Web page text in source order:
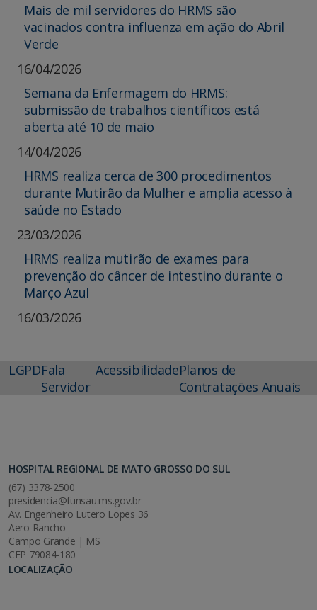
Mais de mil servidores do HRMS são
vacinados contra influenza em ação do Abril
Verde
16/04/2026
Semana da Enfermagem do HRMS:
submissão de trabalhos científicos está
aberta até 10 de maio
14/04/2026
HRMS realiza cerca de 300 procedimentos
durante Mutirão da Mulher e amplia acesso à
saúde no Estado
23/03/2026
HRMS realiza mutirão de exames para
prevenção do câncer de intestino durante o
Março Azul
16/03/2026
LGPDFala
Servidor
AcessibilidadePlanos de
Contratações Anuais
HOSPITAL REGIONAL DE MATO GROSSO DO SUL
(67) 3378-2500
presidencia@funsau.ms.gov.br
Av. Engenheiro Lutero Lopes 36
Aero Rancho
Campo Grande | MS
CEP 79084-180
LOCALIZAÇÃO